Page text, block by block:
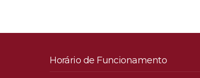
Horário de Funcionamento